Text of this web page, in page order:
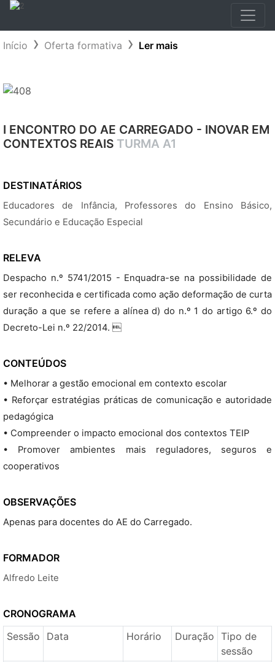
Início Oferta formativa Ler mais
I ENCONTRO DO AE CARREGADO - INOVAR EM
CONTEXTOS REAIS TURMA A1
DESTINATÁRIOS
Educadores de Infância, Professores do Ensino Básico,
Secundário e Educação Especial
RELEVA
Despacho n.º 5741/2015 - Enquadra-se na possibilidade de
ser reconhecida e certificada como ação deformação de curta
duração a que se refere a alínea d) do n.º 1 do artigo 6.º do
Decreto-Lei n.º 22/2014. 
CONTEÚDOS
• Melhorar a gestão emocional em contexto escolar
• Reforçar estratégias práticas de comunicação e autoridade
pedagógica
• Compreender o impacto emocional dos contextos TEIP
• Promover ambientes mais reguladores, seguros e
cooperativos
OBSERVAÇÕES
Apenas para docentes do AE do Carregado.
FORMADOR
Alfredo Leite
CRONOGRAMA
Sessão
Data Horário Duração Tipo de
sessão